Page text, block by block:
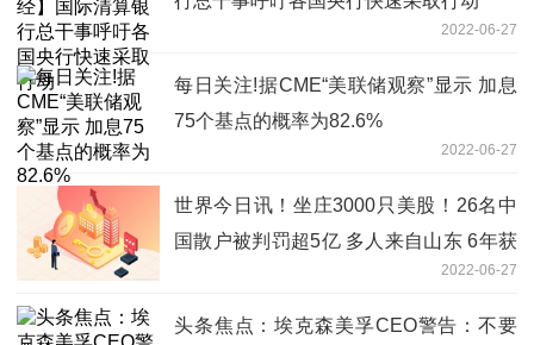
2022-06-27
每日关注!据CME“美联储观察”显示 加息
75个基点的概率为82.6%
2022-06-27
世界今日讯！坐庄3000只美股！26名中
国散户被判罚超5亿 多人来自山东 6年获
2022-06-27
头条焦点：埃克森美孚CEO警告：不要